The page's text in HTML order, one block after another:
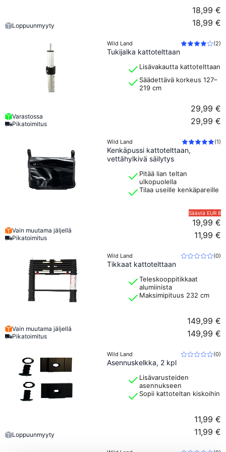
saat apua tiimiltä, jolla on hyvä tuotetuntemus. Wild Landin
pääedustajana voimme tarjota varaosia, opastusta ja tukea sinulle,
joka haluat huoltaa, korjata tai täydentää kattotelttaasi.
Loppuunmyyty
18,99 €
18,99 €
Wild Land (2)
Tukijalka kattotelttaan
Lisävakautta kattotelttaan
Säädettävä korkeus 127–
219 cm
Varastossa
Pikatoimitus
29,99 €
29,99 €
Wild Land (1)
Kenkäpussi kattotelttaan,
vettähylkivä säilytys
Pitää lian teltan
ulkopuolella
Tilaa useille kenkäpareille
Vain muutama jäljellä
Pikatoimitus
Säästä EUR 8
19,99 €
11,99 €
Wild Land (0)
Tikkaat kattotelttaan
Teleskooppitikkaat
alumiinista
Maksimipituus 232 cm
Vain muutama jäljellä
Pikatoimitus
149,99 €
149,99 €
Wild Land (0)
Asennuskelkka, 2 kpl
Lisävarusteiden
asennukseen
Sopii kattoteltan kiskoihin
Loppuunmyyty
11,99 €
11,99 €